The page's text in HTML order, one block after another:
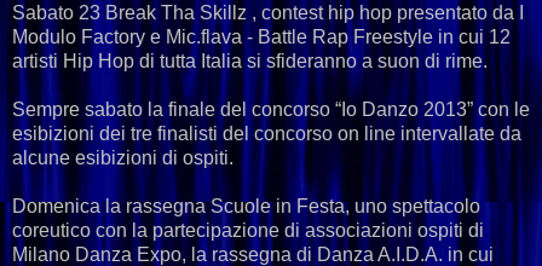
Sabato 23 Break Tha Skillz , contest hip hop presentato da I
Modulo Factory e Mic.flava - Battle Rap Freestyle in cui 12
artisti Hip Hop di tutta Italia si sfideranno a suon di rime.
Sempre sabato la finale del concorso “Io Danzo 2013” con le
esibizioni dei tre finalisti del concorso on line intervallate da
alcune esibizioni di ospiti.
Domenica la rassegna Scuole in Festa, uno spettacolo
coreutico con la partecipazione di associazioni ospiti di
Milano Danza Expo, la rassegna di Danza A.I.D.A. in cui